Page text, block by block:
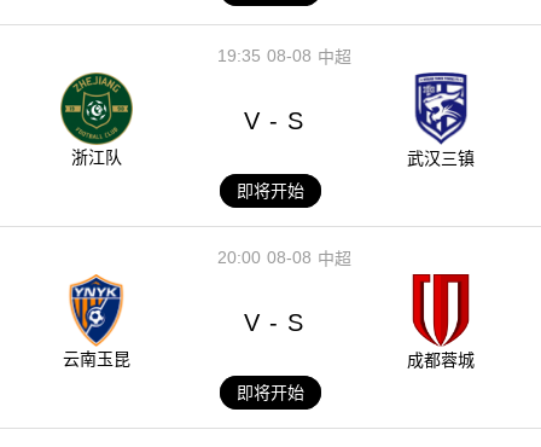
08-08
19:35 中超
浙江队
V - S
武汉三镇
即将开始
08-08
20:00 中超
云南玉昆
V - S
成都蓉城
即将开始